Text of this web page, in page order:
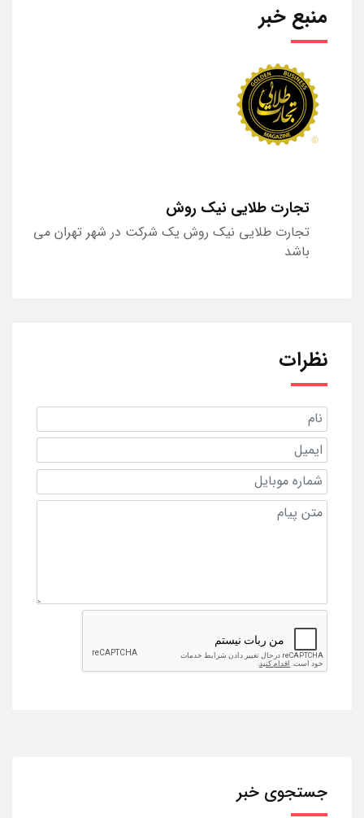
منبع خبر
تجارت طلایی نیک روش
تجارت طلایی نیک روش یک شرکت در شهر تهران می
باشد
نظرات
جستجوی خبر